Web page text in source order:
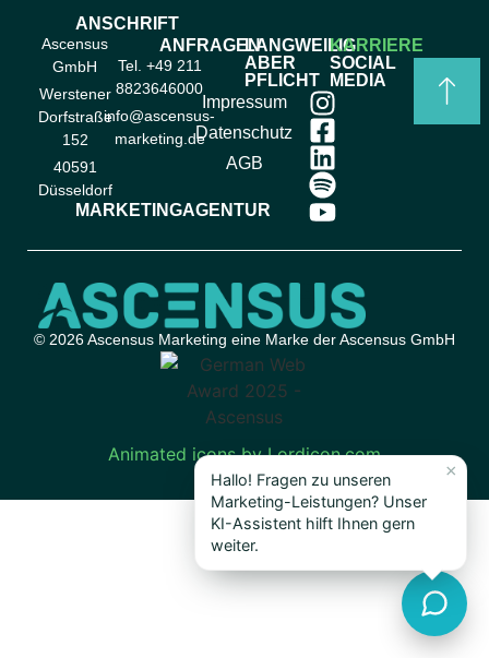
ANSCHRIFT
Ascensus
GmbH
Werstener
Dorfstraße
152
40591
Düsseldorf
MARKETINGAGENTUR
ANFRAGEN
Tel. +49 211
8823646000
info@ascensus-
marketing.de
LANGWEILIG
ABER
PFLICHT
Impressum
Datenschutz
AGB
KARRIERE
SOCIAL
MEDIA
© 2026 Ascensus Marketing eine Marke der Ascensus GmbH
Animated icons by Lordicon.com